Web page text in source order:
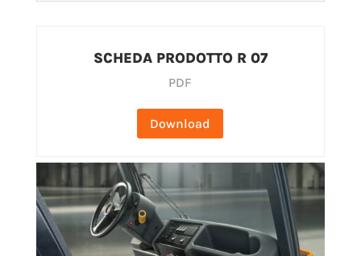
SCHEDA PRODOTTO R 07
PDF
Download